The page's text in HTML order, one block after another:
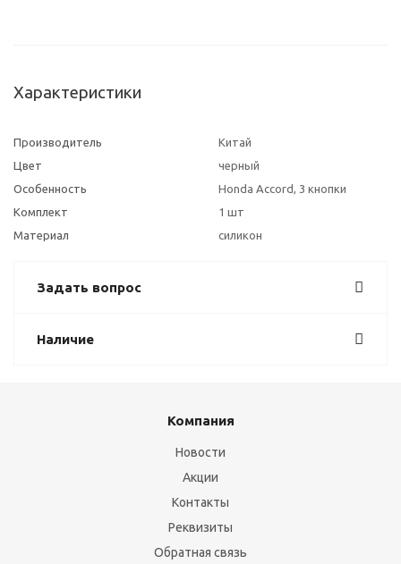
Характеристики
Производитель
Китай
Цвет
черный
Особенность
Honda Accord, 3 кнопки
Комплект
1 шт
Материал
силикон
Задать вопрос
Наличие
Компания
Новости
Акции
Контакты
Реквизиты
Обратная связь